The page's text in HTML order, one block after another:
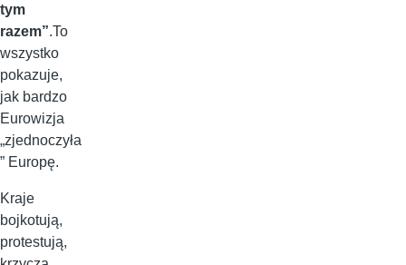
tym
razem”.To
wszystko
pokazuje,
jak bardzo
Eurowizja
„zjednoczyła
” Europę.
Kraje
bojkotują,
protestują,